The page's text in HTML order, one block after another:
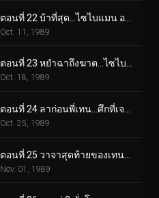
Oct. 11, 1989
ตอนที่ 23 หยำฉาถึงฆาต…ไซไบแมนผู้น่ากลัว
Oct. 18, 1989
Oct. 25, 1989
Nov. 01, 1989